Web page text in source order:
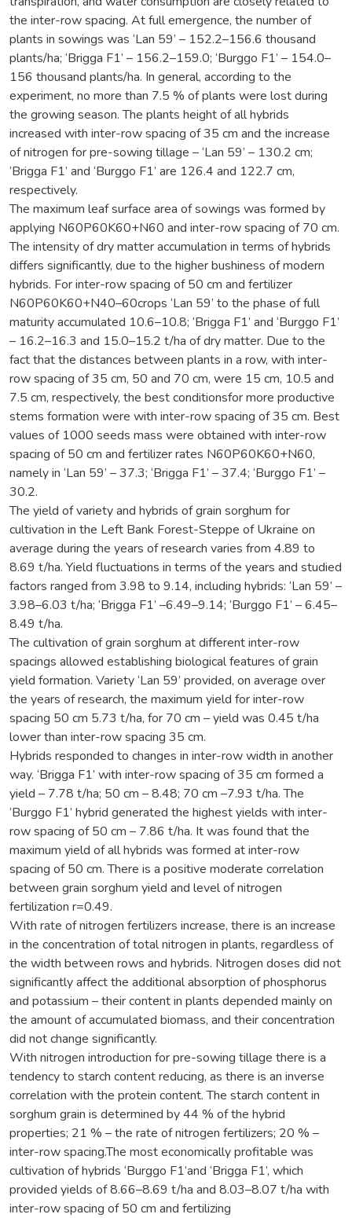
the inter-row spacing. At full emergence, the number of
plants in sowings was ‘Lan 59’ – 152.2–156.6 thousand
plants/ha; ‘Brigga F1’ – 156.2–159.0; ‘Burggo F1’ – 154.0–
156 thousand plants/ha. In general, according to the
experiment, no more than 7.5 % of plants were lost during
the growing season. The plants height of all hybrids
increased with inter-row spacing of 35 cm and the increase
of nitrogen for pre-sowing tillage – ‘Lan 59’ – 130.2 cm;
‘Brigga F1’ and ‘Burggo F1’ are 126.4 and 122.7 cm,
respectively.
The maximum leaf surface area of sowings was formed by
applying N60P60K60+N60 and inter-row spacing of 70 cm.
The intensity of dry matter accumulation in terms of hybrids
differs significantly, due to the higher bushiness of modern
hybrids. For inter-row spacing of 50 cm and fertilizer
N60P60K60+N40–60crops ‘Lan 59’ to the phase of full
maturity accumulated 10.6–10.8; ‘Brigga F1’ and ‘Burggo F1’
– 16.2–16.3 and 15.0–15.2 t/ha of dry matter. Due to the
fact that the distances between plants in a row, with inter-
row spacing of 35 cm, 50 and 70 cm, were 15 cm, 10.5 and
7.5 cm, respectively, the best conditionsfor more productive
stems formation were with inter-row spacing of 35 cm. Best
values of 1000 seeds mass were obtained with inter-row
spacing of 50 cm and fertilizer rates N60P60K60+N60,
namely in ‘Lan 59’ – 37.3; ‘Brigga F1’ – 37.4; ‘Burggo F1’ –
30.2.
The yield of variety and hybrids of grain sorghum for
cultivation in the Left Bank Forest-Steppe of Ukraine on
average during the years of research varies from 4.89 to
8.69 t/ha. Yield fluctuations in terms of the years and studied
factors ranged from 3.98 to 9.14, including hybrids: ‘Lan 59’ –
3.98–6.03 t/ha; ‘Brigga F1’ –6.49–9.14; ‘Burggo F1’ – 6.45–
8.49 t/ha.
The cultivation of grain sorghum at different inter-row
spacings allowed establishing biological features of grain
yield formation. Variety ‘Lan 59’ provided, on average over
the years of research, the maximum yield for inter-row
spacing 50 cm 5.73 t/ha, for 70 cm – yield was 0.45 t/ha
lower than inter-row spacing 35 cm.
Hybrids responded to changes in inter-row width in another
way. ‘Brigga F1’ with inter-row spacing of 35 cm formed a
yield – 7.78 t/ha; 50 cm – 8.48; 70 cm –7.93 t/ha. The
‘Burggo F1’ hybrid generated the highest yields with inter-
row spacing of 50 cm – 7.86 t/ha. It was found that the
maximum yield of all hybrids was formed at inter-row
spacing of 50 cm. There is a positive moderate correlation
between grain sorghum yield and level of nitrogen
fertilization r=0.49.
With rate of nitrogen fertilizers increase, there is an increase
in the concentration of total nitrogen in plants, regardless of
the width between rows and hybrids. Nitrogen doses did not
significantly affect the additional absorption of phosphorus
and potassium – their content in plants depended mainly on
the amount of accumulated biomass, and their concentration
did not change significantly.
With nitrogen introduction for pre-sowing tillage there is a
tendency to starch content reducing, as there is an inverse
correlation with the protein content. The starch content in
sorghum grain is determined by 44 % of the hybrid
properties; 21 % – the rate of nitrogen fertilizers; 20 % –
inter-row spacing.The most economically profitable was
cultivation of hybrids ‘Burggo F1’and ‘Brigga F1’, which
provided yields of 8.66–8.69 t/ha and 8.03–8.07 t/ha with
inter-row spacing of 50 cm and fertilizing